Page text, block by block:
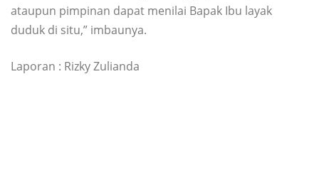
ataupun pimpinan dapat menilai Bapak Ibu layak
duduk di situ,” imbaunya.
Laporan : Rizky Zulianda